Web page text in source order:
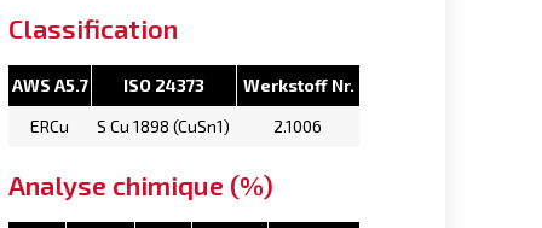
Classification
AWS A5.7 ISO 24373
Werkstoff Nr.
ERCu
S Cu 1898 (CuSn1) 2.1006
Analyse chimique (%)